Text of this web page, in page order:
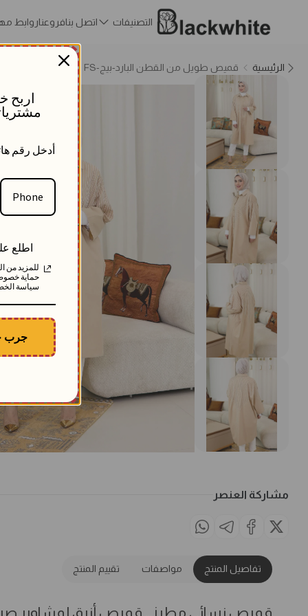
التصنيفات اتصل بنافروعناروابط
الرئيسية قميص طويل من القطن البارد-بيج-FS
مشاركة العنصر
تفاصيل المنتج مواصفات تقييم المنتج
قميص نسائي مطرز… قميص أنيق لمشاوير صيف
اربح
أدخل رقم
اطلع
للمزيد من
حماية
سياسة
جرب